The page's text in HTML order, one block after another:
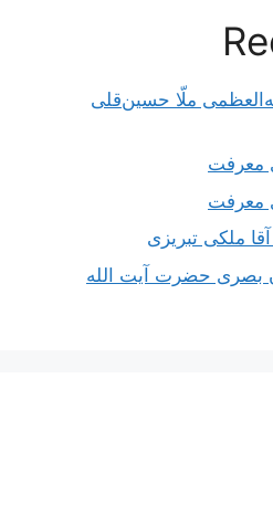
ملّا حسین‌قلی
معرفت
معرفت
ملکی تبریزی
بصری حضرت آیت الله